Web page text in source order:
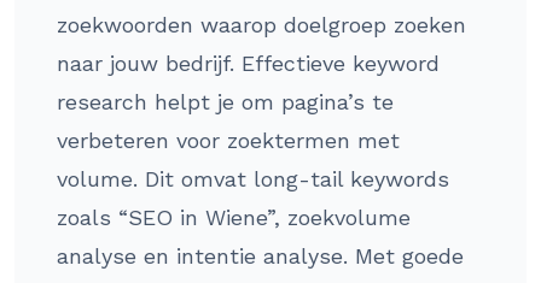
zoekwoorden waarop doelgroep zoeken
naar jouw bedrijf. Effectieve keyword
research helpt je om pagina’s te
verbeteren voor zoektermen met
volume. Dit omvat long-tail keywords
zoals “SEO in Wiene”, zoekvolume
analyse en intentie analyse. Met goede